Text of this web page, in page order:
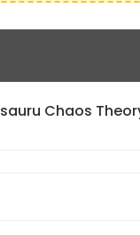
Chaos